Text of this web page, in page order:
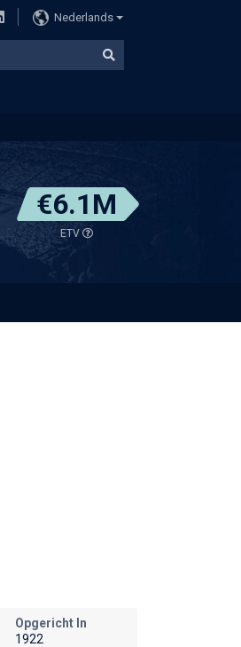
Nederlands
€6.1M
ETV
Opgericht In
1922